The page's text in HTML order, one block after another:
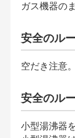
ガス機器の
安全のル
空だき注意
安全のル
小型湯沸器